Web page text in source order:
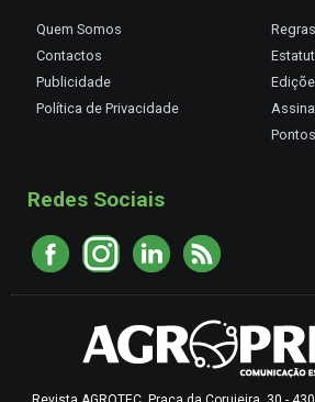
Quem Somos
Contactos
Publicidade
Política de Privacidade
Redes Sociais